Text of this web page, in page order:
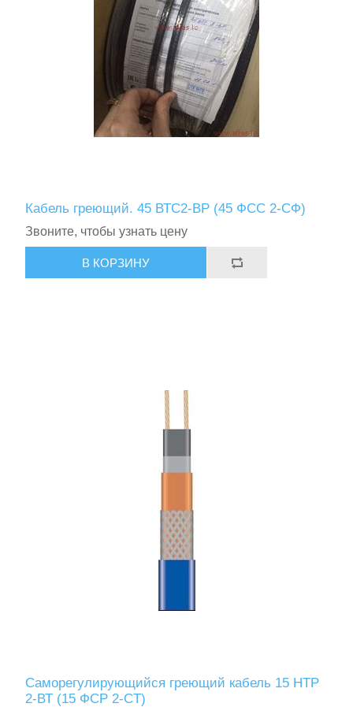
Кабель греющий. 45 ВТС2-ВР (45 ФСС 2-СФ)
Звоните, чтобы узнать цену
Саморегулирующийся греющий кабель 15 НТР
2-ВТ (15 ФСР 2-СT)